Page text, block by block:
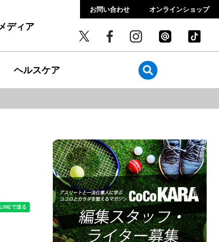
ディア
お問い合わせ オンラインショップ
ヘルスケア